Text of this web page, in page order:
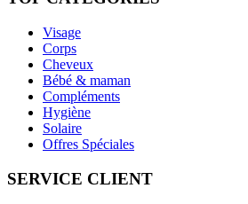
Visage
Corps
Cheveux
Bébé & maman
Compléments
Hygiène
Solaire
Offres Spéciales
SERVICE CLIENT